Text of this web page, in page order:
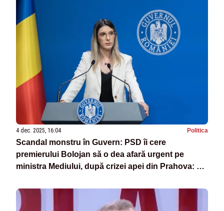
4 dec. 2025, 16:04 Politica
Scandal monstru în Guvern: PSD îi cere
premierului Bolojan să o dea afară urgent pe
ministra Mediului, după crizei apei din Prahova: „A